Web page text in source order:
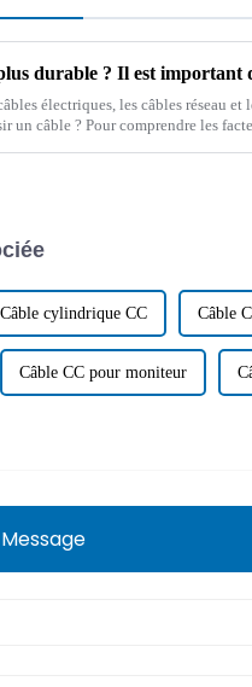
électriques, les câbles réseau et
un câble ? Pour comprendre les
Câble cylindrique CC Câble
Câble CC pour moniteur